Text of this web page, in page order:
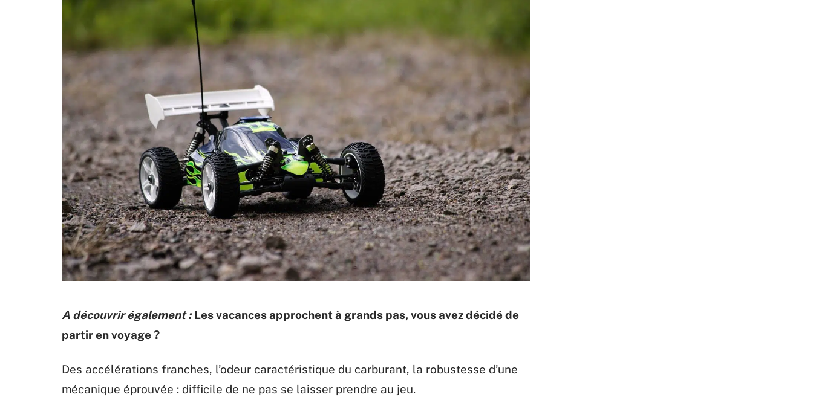
A découvrir également : Les vacances approchent à grands pas, vous avez décidé de
partir en voyage ?
Des accélérations franches, l’odeur caractéristique du carburant, la robustesse d’une
mécanique éprouvée : difficile de ne pas se laisser prendre au jeu.